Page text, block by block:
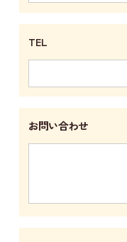
TEL
お問い合わせ